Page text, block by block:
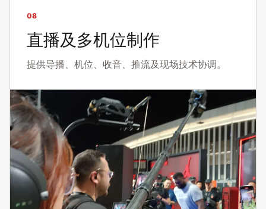
08
直播及多机位制作
提供导播、机位、收音、推流及现场技术协调。